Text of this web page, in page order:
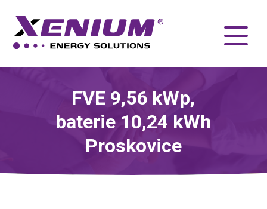
FVE 9,56 kWp,
baterie 10,24 kWh
Proskovice